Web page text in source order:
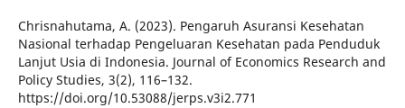
Chrisnahutama, A. (2023). Pengaruh Asuransi Kesehatan
Nasional terhadap Pengeluaran Kesehatan pada Penduduk
Lanjut Usia di Indonesia. Journal of Economics Research and
Policy Studies, 3(2), 116–132.
https://doi.org/10.53088/jerps.v3i2.771